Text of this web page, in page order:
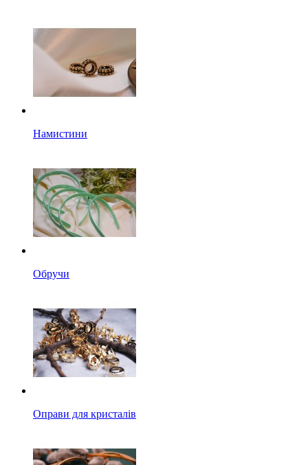
Намистини
Обручи
Оправи для кристалів